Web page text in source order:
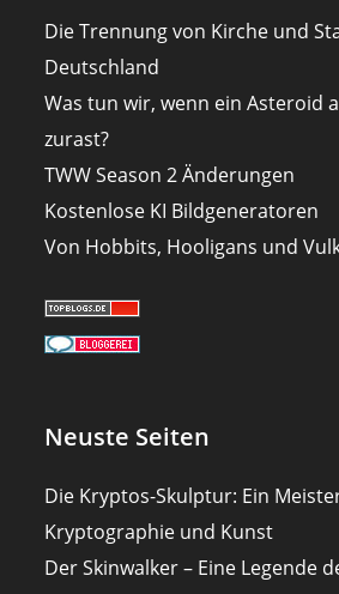
Die Trennung von Kirche und
Deutschland
Was tun wir, wenn ein Asteroid
zurast?
TWW Season 2 Änderungen
Kostenlose KI Bildgeneratoren
Von Hobbits, Hooligans und
Neuste Seiten
Die Kryptos-Skulptur: Ein
Kryptographie und Kunst
Der Skinwalker – Eine Legende